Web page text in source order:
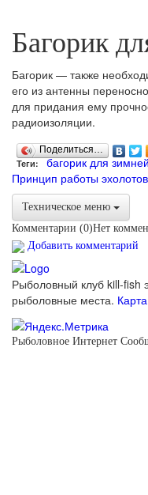
Багорик
Багорик — также
его из антенны
для придания ему
радиоизоляции.
Поделиться…
Теги:
багорик для
Принцип работы эхолотов
Техническое меню
Комментарии (0)Нет
Добавить комментарий
Рыболовный клуб kill-fish
рыболовные места.
Рыболовное Интернет